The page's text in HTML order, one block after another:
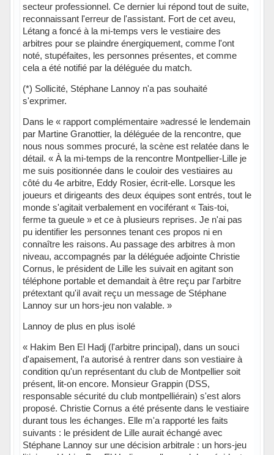
secteur professionnel. Ce dernier lui répond tout de suite,
reconnaissant l'erreur de l'assistant. Fort de cet aveu,
Létang a foncé à la mi-temps vers le vestiaire des
arbitres pour se plaindre énergiquement, comme l'ont
noté, stupéfaites, les personnes présentes, et comme
cela a été notifié par la déléguée du match.
(*) Sollicité, Stéphane Lannoy n'a pas souhaité
s'exprimer.
Dans le « rapport complémentaire »adressé le lendemain
par Martine Granottier, la déléguée de la rencontre, que
nous nous sommes procuré, la scène est relatée dans le
détail. « À la mi-temps de la rencontre Montpellier-Lille je
me suis positionnée dans le couloir des vestiaires au
côté du 4e arbitre, Eddy Rosier, écrit-elle. Lorsque les
joueurs et dirigeants des deux équipes sont entrés, tout le
monde s'agitait verbalement en vociférant « Tais-toi,
ferme ta gueule » et ce à plusieurs reprises. Je n'ai pas
pu identifier les personnes tenant ces propos ni en
connaître les raisons. Au passage des arbitres à mon
niveau, accompagnés par la déléguée adjointe Christie
Cornus, le président de Lille les suivait en agitant son
téléphone portable et demandait à être reçu par l'arbitre
prétextant qu'il avait reçu un message de Stéphane
Lannoy sur un hors-jeu non valable. »
Lannoy de plus en plus isolé
« Hakim Ben El Hadj (l'arbitre principal), dans un souci
d'apaisement, l'a autorisé à rentrer dans son vestiaire à
condition qu'un représentant du club de Montpellier soit
présent, lit-on encore. Monsieur Grappin (DSS,
responsable sécurité du club montpelliérain) s'est alors
proposé. Christie Cornus a été présente dans le vestiaire
durant tous les échanges. Elle m'a rapporté les faits
suivants : le président de Lille aurait échangé avec
Stéphane Lannoy sur une décision arbitrale : un hors-jeu